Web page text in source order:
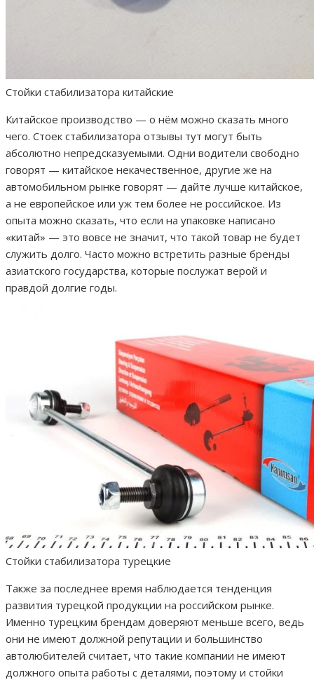
Стойки стабилизатора китайские
Китайское производство — о нём можно сказать много
чего. Стоек стабилизатора отзывы тут могут быть
абсолютно непредсказуемыми. Одни водители свободно
говорят — китайское некачественное, другие же на
автомобильном рынке говорят — дайте лучше китайское,
а не европейское или уж тем более не российское. Из
опыта можно сказать, что если на упаковке написано
«китай» — это вовсе не значит, что такой товар не будет
служить долго. Часто можно встретить разные бренды
азиатского государства, которые послужат верой и
правдой долгие годы.
Стойки стабилизатора турецкие
Также за последнее время наблюдается тенденция
развития турецкой продукции на российском рынке.
Именно турецким брендам доверяют меньше всего, ведь
они не имеют должной репутации и большинство
автолюбителей считает, что такие компании не имеют
должного опыта работы с деталями, поэтому и стойки